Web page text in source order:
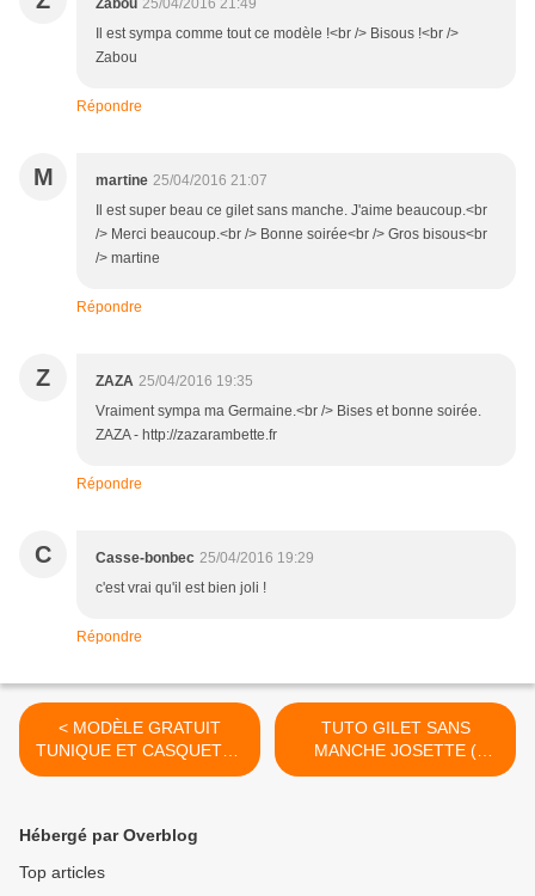
Zabou 25/04/2016 21:49
Il est sympa comme tout ce modèle !<br /> Bisous !<br />
Zabou
Répondre
M martine 25/04/2016 21:07
Il est super beau ce gilet sans manche. J'aime beaucoup.<br
/> Merci beaucoup.<br /> Bonne soirée<br /> Gros bisous<br
/> martine
Répondre
Z ZAZA 25/04/2016 19:35
Vraiment sympa ma Germaine.<br /> Bises et bonne soirée.
ZAZA - http://zazarambette.fr
Répondre
C Casse-bonbec 25/04/2016 19:29
c'est vrai qu'il est bien joli !
Répondre
< MODÈLE GRATUIT
TUNIQUE ET CASQUETTE
AU CROCHET...
TUTO GILET SANS
MANCHE JOSETTE (
modèle femme réalisé au
Hébergé par Overblog
Top articles